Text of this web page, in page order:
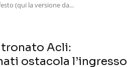
(qui la versione da...
Acli:
ostacola l’ingresso